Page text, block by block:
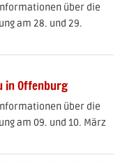
über die
am 28. und 29.
in Offenburg
über die
am 09. und 10. März